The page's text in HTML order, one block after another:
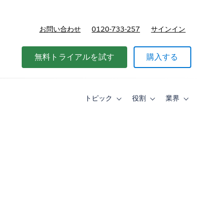
お問い合わせ 0120-733-257 サインイン
無料トライアルを試す 購入する
トピック
Toggle役割
Toggle業界
Toggle